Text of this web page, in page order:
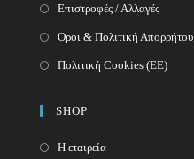
Επιστροφές / Αλλαγές
Όροι & Πολιτική Απορρήτου
Πολιτική Cookies (ΕΕ)
SHOP
Η εταιρεία